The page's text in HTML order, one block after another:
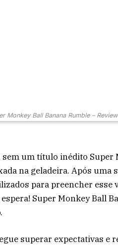
Monkey Ball Banana Rumble – Review
sem um título inédito Super
na geladeira. Após uma
para preencher esse
Super Monkey Ball
superar expectativas e